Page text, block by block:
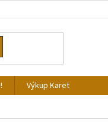
Výkup Karet